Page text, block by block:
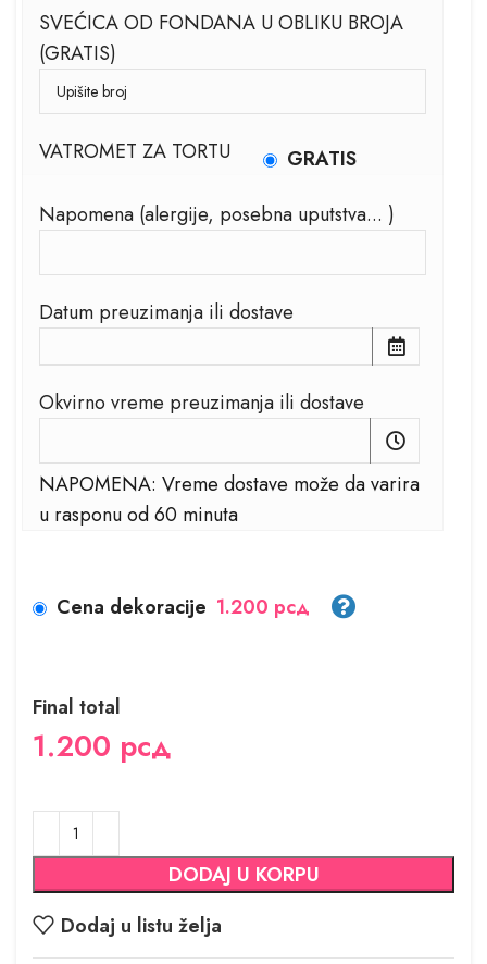
SVEĆICA OD FONDANA U OBLIKU BROJA
(GRATIS)
VATROMET ZA TORTU
GRATIS
Napomena (alergije, posebna uputstva... )
Datum preuzimanja ili dostave
Okvirno vreme preuzimanja ili dostave
NAPOMENA: Vreme dostave može da varira
u rasponu od 60 minuta
Cena dekoracije 1.200 рсд
Final total
1.200 рсд
DODAJ U KORPU
Dodaj u listu želja